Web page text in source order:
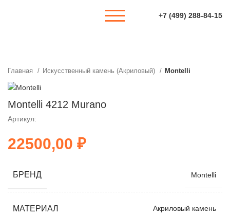
+7 (499) 288-84-15
Главная Искусственный камень (Акриловый) Montelli
Montelli 4212 Murano
Артикул:
₽
БРЕНД Montelli
МАТЕРИАЛ Акриловый камень